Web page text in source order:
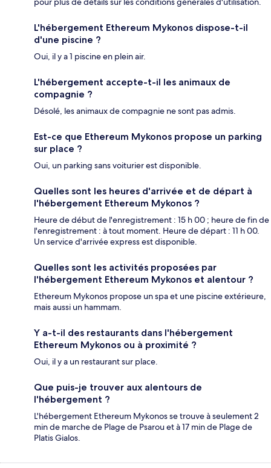
L'hébergement Ethereum Mykonos dispose-t-il
d'une piscine ?
Oui, il y a 1 piscine en plein air.
L'hébergement accepte-t-il les animaux de
compagnie ?
Désolé, les animaux de compagnie ne sont pas admis.
Est-ce que Ethereum Mykonos propose un parking
sur place ?
Oui, un parking sans voiturier est disponible.
Quelles sont les heures d'arrivée et de départ à
l'hébergement Ethereum Mykonos ?
Heure de début de l'enregistrement : 15 h 00 ; heure de fin de
l'enregistrement : à tout moment. Heure de départ : 11 h 00.
Un service d'arrivée express est disponible.
Quelles sont les activités proposées par
l'hébergement Ethereum Mykonos et alentour ?
Ethereum Mykonos propose un spa et une piscine extérieure,
mais aussi un hammam.
Y a-t-il des restaurants dans l'hébergement
Ethereum Mykonos ou à proximité ?
Oui, il y a un restaurant sur place.
Que puis-je trouver aux alentours de
l'hébergement ?
L'hébergement Ethereum Mykonos se trouve à seulement 2
min de marche de Plage de Psarou et à 17 min de Plage de
Platis Gialos.